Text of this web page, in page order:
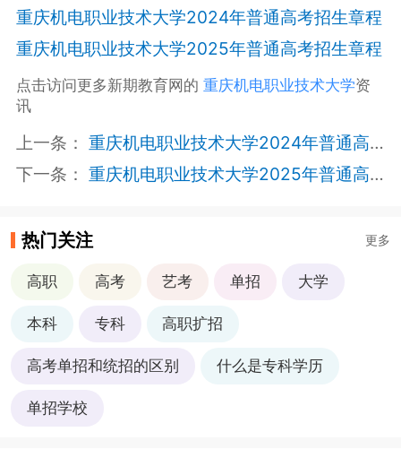
重庆机电职业技术大学2024年普通高考招生章程
重庆机电职业技术大学2025年普通高考招生章程
点击访问更多新期教育网的 重庆机电职业技术大学资
讯
上一条： 重庆机电职业技术大学2024年普通高考招生章程
下一条： 重庆机电职业技术大学2025年普通高考招生章程
热门关注 更多
高职 高考 艺考 单招 大学
本科 专科 高职扩招
高考单招和统招的区别 什么是专科学历
单招学校